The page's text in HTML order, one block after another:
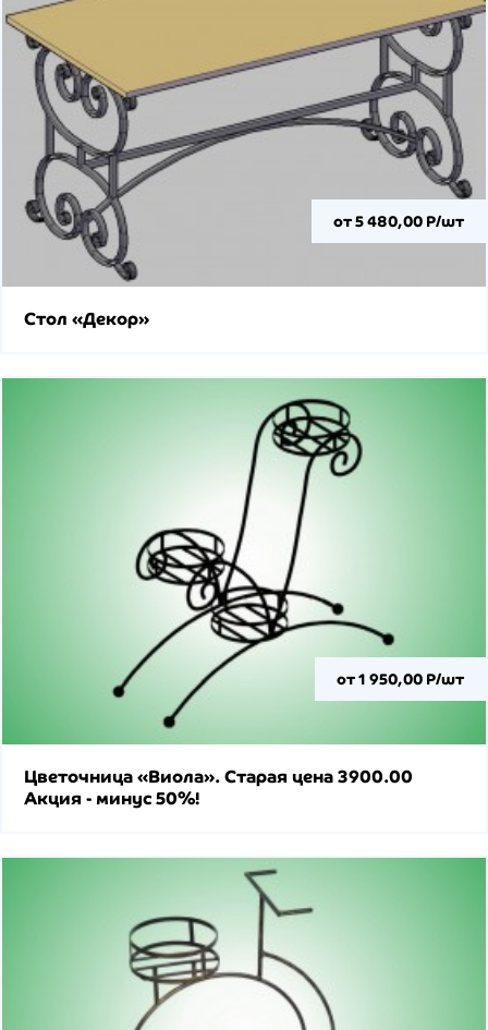
от 5 480,00 Р/шт
Стол «Декор»
от 1 950,00 Р/шт
Цветочница «Виола». Старая цена 3900.00
Акция - минус 50%!